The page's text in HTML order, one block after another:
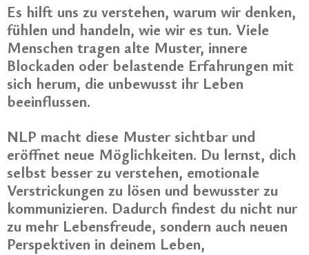
Es hilft uns zu verstehen, warum wir denken,
fühlen und handeln, wie wir es tun. Viele
Menschen tragen alte Muster, innere
Blockaden oder belastende Erfahrungen mit
sich herum, die unbewusst ihr Leben
beeinflussen.
NLP macht diese Muster sichtbar und
eröffnet neue Möglichkeiten. Du lernst, dich
selbst besser zu verstehen, emotionale
Verstrickungen zu lösen und bewusster zu
kommunizieren. Dadurch findest du nicht nur
zu mehr Lebensfreude, sondern auch neuen
Perspektiven in deinem Leben,